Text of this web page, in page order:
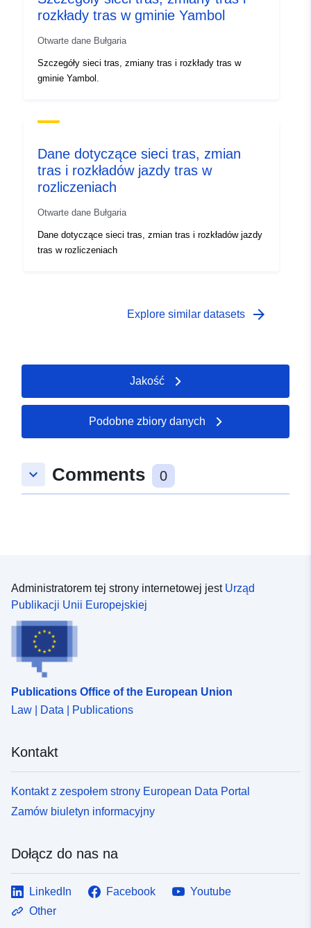
rozkłady tras w gminie Yambol
Otwarte dane Bułgaria
Szczegóły sieci tras, zmiany tras i rozkłady tras w
gminie Yambol.
Dane dotyczące sieci tras, zmian
tras i rozkładów jazdy tras w
rozliczeniach
Otwarte dane Bułgaria
Dane dotyczące sieci tras, zmian tras i rozkładów jazdy
tras w rozliczeniach
Explore similar datasets arrow_forward
Jakość
Podobne zbiory danych
keyboard_arrow_down Comments 0
Administratorem tej strony internetowej jest Urząd
Publikacji Unii Europejskiej
Publications Office of the European Union
Law | Data | Publications
Kontakt
Kontakt z zespołem strony European Data Portal
Zamów biuletyn informacyjny
Dołącz do nas na
LinkedIn Facebook
Youtube
Other